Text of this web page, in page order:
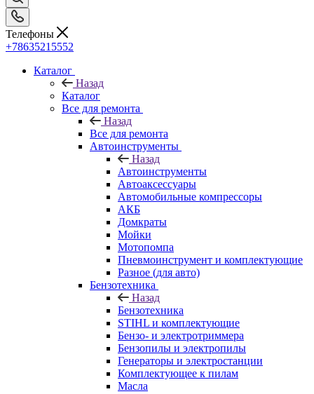
Телефоны
+78635215552
Каталог
Назад
Каталог
Все для ремонта
Назад
Все для ремонта
Автоинструменты
Назад
Автоинструменты
Автоаксессуары
Автомобильные компрессоры
АКБ
Домкраты
Мойки
Мотопомпа
Пневмоинструмент и комплектующие
Разное (для авто)
Бензотехника
Назад
Бензотехника
STIHL и комплектующие
Бензо- и электротриммера
Бензопилы и электропилы
Генераторы и электростанции
Комплектующее к пилам
Масла